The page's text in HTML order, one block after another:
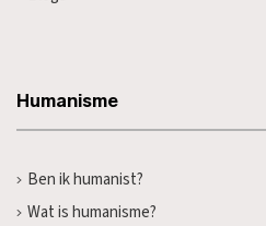
Humanisme
Ben ik humanist?
Wat is humanisme?